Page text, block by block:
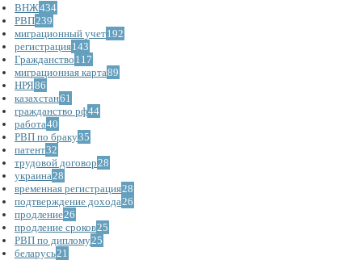
ВНЖ434
РВП239
миграционный учет192
регистрация143
Гражданство 117
миграционная карта89
НРЯ86
казахстан61
гражданство рф44
работа40
РВП по браку35
патент32
трудовой договор 28
украина 28
временная регистрация28
подтверждение дохода 26
продление26
продление сроков25
РВП по диплому25
беларусь21